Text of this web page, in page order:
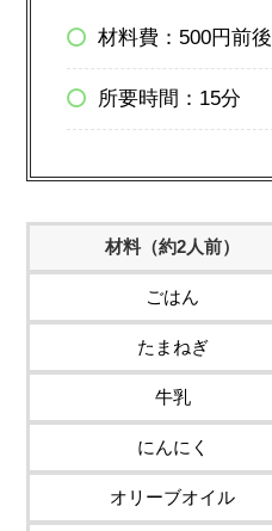
材料費：500円前後
所要時間：15分
材料（約2人前）
ごはん
たまねぎ
牛乳
にんにく
オリーブオイル